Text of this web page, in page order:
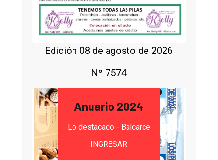
Edición 08 de agosto de 2026
Nº 7574
Anuario 2024
Lo destacado - Balcarce
INGRESAR